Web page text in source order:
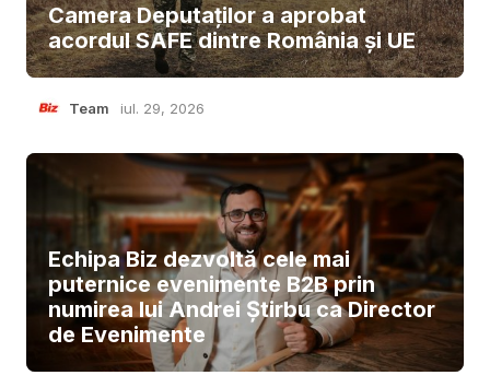
Camera Deputaților a aprobat
acordul SAFE dintre România și UE
Team iul. 29, 2026
Echipa Biz dezvoltă cele mai
puternice evenimente B2B prin
numirea lui Andrei Știrbu ca Director
de Evenimente